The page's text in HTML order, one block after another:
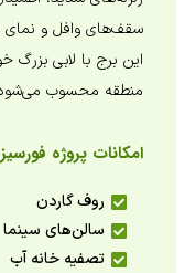
امکانات پروژه
روف گاردن
سالن‌‌های سینما
تصفیه خانه آب
این برج با لابی بزرگ
منطقه محسوب